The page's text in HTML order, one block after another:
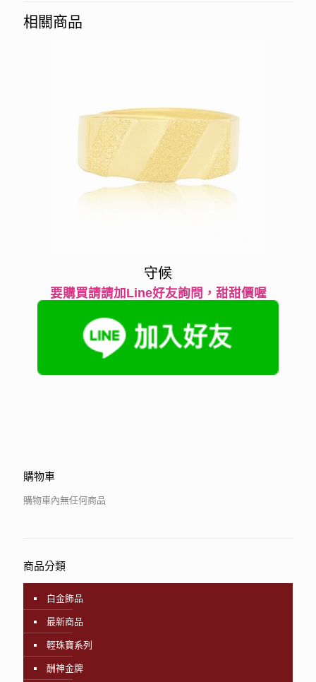
相關商品
守候
要購買請請加Line好友詢問，甜甜價喔
購物車
購物車內無任何商品
商品分類
白金飾品
最新商品
輕珠寶系列
酬神金牌